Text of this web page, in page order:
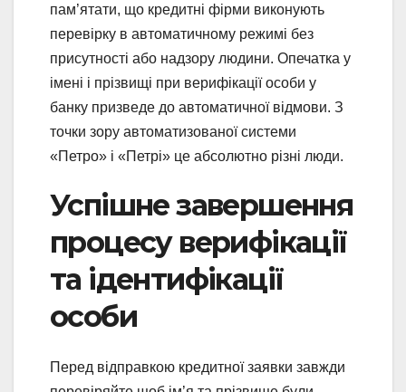
пам’ятати, що кредитні фірми виконують
перевірку в автоматичному режимі без
присутності або надзору людини. Опечатка у
імені і прізвищі при верифікації особи у
банку призведе до автоматичної відмови. З
точки зору автоматизованої системи
«Петро» і «Петрі» це абсолютно різні люди.
Успішне завершення
процесу верифікації
та ідентифікації
особи
Перед відправкою кредитної заявки завжди